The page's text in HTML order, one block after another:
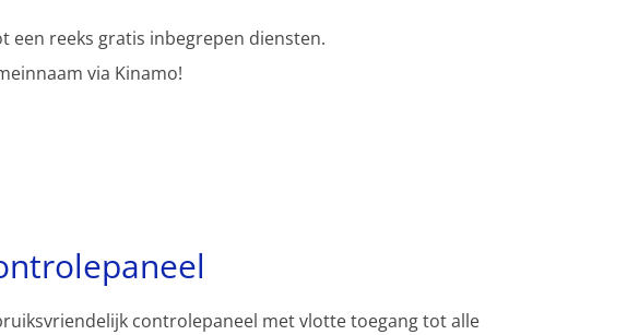
een reeks gratis inbegrepen diensten.
via Kinamo!
controlepaneel met vlotte toegang tot alle